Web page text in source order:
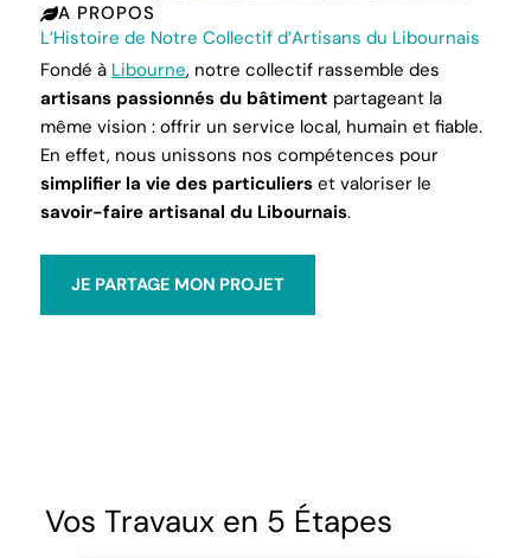
A PROPOS
L’Histoire de Notre Collectif d’Artisans du Libournais
Fondé à Libourne, notre collectif rassemble des
artisans passionnés du bâtiment partageant la
même vision : offrir un service local, humain et fiable.
En effet, nous unissons nos compétences pour
simplifier la vie des particuliers et valoriser le
savoir-faire artisanal du Libournais.
JE PARTAGE MON PROJET
Vos Travaux en 5 Étapes